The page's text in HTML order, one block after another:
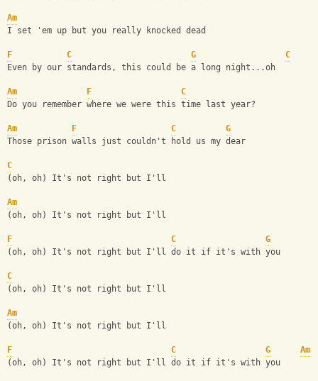
Am
I set 'em up but you really knocked dead
F C G
C
Even by our standards, this could be a long night...oh
Am F
C
Do you remember where we were this time last year?
Am F C
G
Those prison walls just couldn't hold us my dear
C
(oh, oh) It's not right but I'll
Am
(oh, oh) It's not right but I'll
F C
G
(oh, oh) It's not right but I'll do it if it's with you
C
(oh, oh) It's not right but I'll
Am
(oh, oh) It's not right but I'll
F C G
Am
(oh, oh) It's not right but I'll do it if it's with you